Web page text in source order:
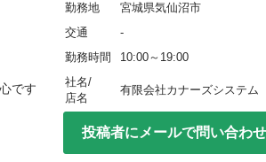
です
勤務地
宮城県気仙沼市
交通
-
勤務時間
10:00～19:00
社名/
店名
有限会社カナーズシステム
投稿者にメールで問い合わせ